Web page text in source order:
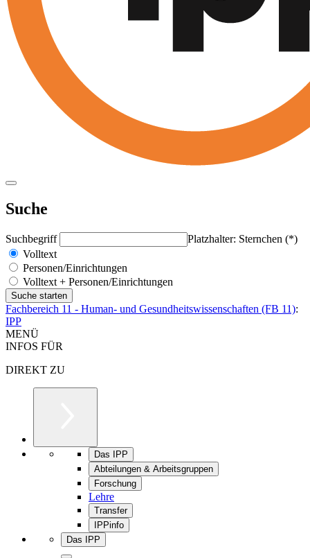
Suche
Suchbegriff
Platzhalter: Sternchen (*)
Volltext
Personen/Einrichtungen
Volltext + Personen/Einrichtungen
Fachbereich 11 - Human- und Gesundheitswissenschaften (FB 11):
IPP
MENÜ
INFOS FÜR
DIREKT ZU
Das IPP
Abteilungen & Arbeitsgruppen
Forschung
Lehre
Transfer
IPPinfo
Das IPP